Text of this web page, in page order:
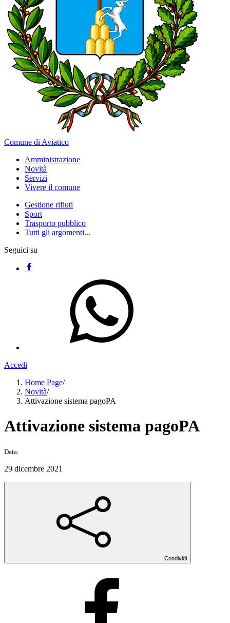
Comune di Aviatico
Amministrazione
Novità
Servizi
Vivere il comune
Gestione rifiuti
Sport
Trasporto pubblico
Tutti gli argomenti...
Seguici su
Accedi
Home Page/
Novità/
Attivazione sistema pagoPA
Attivazione sistema pagoPA
Data:
29 dicembre 2021
Condividi